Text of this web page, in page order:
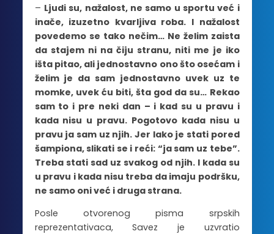
– Ljudi su, nažalost, ne samo u sportu već i
inače, izuzetno kvarljiva roba. I nažalost
povedemo se tako nečim… Ne želim zaista
da stajem ni na čiju stranu, niti me je iko
išta pitao, ali jednostavno ono što osećam i
želim je da sam jednostavno uvek uz te
momke, uvek ću biti, šta god da su… Rekao
sam to i pre neki dan – i kad su u pravu i
kada nisu u pravu. Pogotovo kada nisu u
pravu ja sam uz njih. Jer lako je stati pored
šampiona, slikati se i reći: “ja sam uz tebe”.
Treba stati sad uz svakog od njih. I kada su
u pravu i kada nisu treba da imaju podršku,
ne samo oni već i druga strana.
Posle otvorenog pisma srpskih
reprezentativaca, Savez je uzvratio